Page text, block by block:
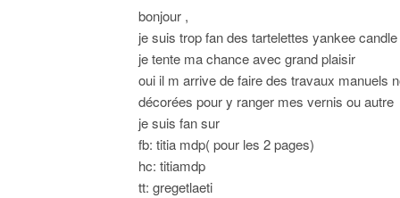
bonjour ,
je suis trop fan des tartelettes yankee candle
je tente ma chance avec grand plaisir
oui il m arrive de faire des travaux manuels
décorées pour y ranger mes vernis ou autre
je suis fan sur
fb: titia mdp( pour les 2 pages)
hc: titiamdp
tt: gregetlaeti